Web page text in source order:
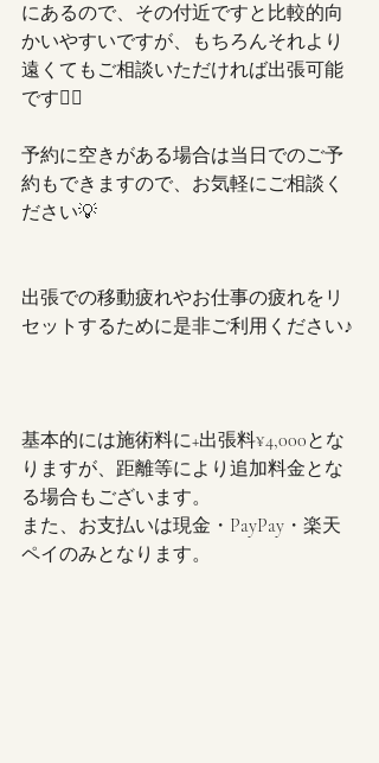
にあるので、その付近ですと比較的向
かいやすいですが、もちろんそれより
遠くてもご相談いただければ出張可能
です🙆‍♀️
予約に空きがある場合は当日でのご予
約もできますので、お気軽にご相談く
ださい💡
出張での移動疲れやお仕事の疲れをリ
セットするために是非ご利用ください♪
基本的には施術料に+出張料¥4,000とな
りますが、距離等により追加料金とな
る場合もございます。
また、お支払いは現金・PayPay・楽天
ペイのみとなります。